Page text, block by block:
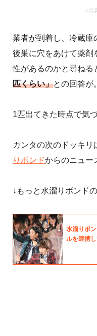
（出
業者が到着し、冷蔵庫
後巣に穴をあけて薬剤
性があるのかと尋ねる
匹くらい」との回答が。
1匹出てきた時点で気
カンタの次のドッキリ
りボンドからのニュー
↓もっと水溜りボンド